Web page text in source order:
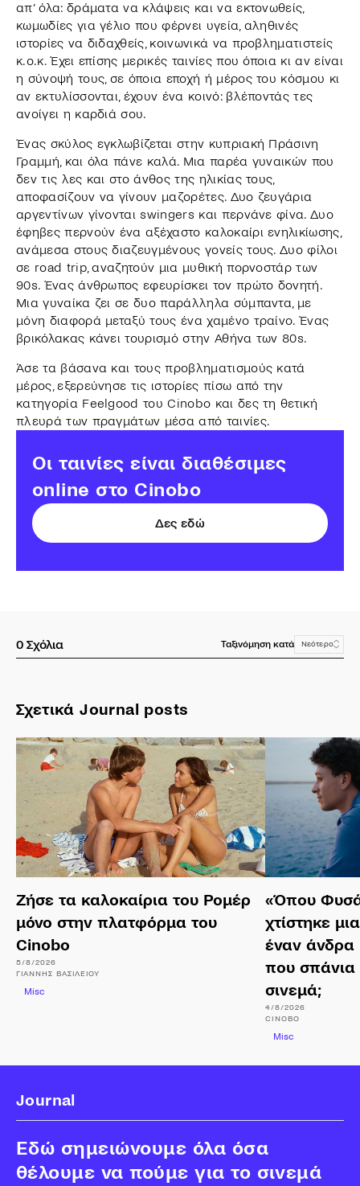
απ’ όλα: δράματα να κλάψεις και να εκτονωθείς,
κωμωδίες για γέλιο που φέρνει υγεία, αληθινές
ιστορίες να διδαχθείς, κοινωνικά να προβληματιστείς
κ.ο.κ. Έχει επίσης μερικές ταινίες που όποια κι αν είναι
η σύνοψή τους, σε όποια εποχή ή μέρος του κόσμου κι
αν εκτυλίσσονται, έχουν ένα κοινό: βλέποντάς τες
ανοίγει η καρδιά σου.
Ένας σκύλος εγκλωβίζεται στην κυπριακή Πράσινη
Γραμμή, και όλα πάνε καλά. Μια παρέα γυναικών που
δεν τις λες και στο άνθος της ηλικίας τους,
αποφασίζουν να γίνουν μαζορέτες. Δυο ζευγάρια
αργεντίνων γίνονται swingers και περνάνε φίνα. Δυο
έφηβες περνούν ένα αξέχαστο καλοκαίρι ενηλικίωσης,
ανάμεσα στους διαζευγμένους γονείς τους. Δυο φίλοι
σε road trip, αναζητούν μια μυθική πορνοστάρ των
90s. Ένας άνθρωπος εφευρίσκει τον πρώτο δονητή.
Μια γυναίκα ζει σε δυο παράλληλα σύμπαντα, με
μόνη διαφορά μεταξύ τους ένα χαμένο τραίνο. Ένας
βρικόλακας κάνει τουρισμό στην Αθήνα των 80s.
Άσε τα βάσανα και τους προβληματισμούς κατά
μέρος, εξερεύνησε τις ιστορίες πίσω από την
κατηγορία Feelgood του Cinobo και δες τη θετική
πλευρά των πραγμάτων μέσα από ταινίες.
Οι ταινίες είναι διαθέσιμες
online στο Cinobo
Δες εδώ
0 Σχόλια Ταξινόμηση κατά Νεότερο
Σχετικά Journal posts
Ζήσε τα καλοκαίρια του Ρομέρ
μόνο στην πλατφόρμα του
Cinobo
5/8/2026
ΓΙΆΝΝΗΣ ΒΑΣΙΛΕΊΟΥ
Misc
«Όπου
χτίστηκε
έναν άνδρα
που σπάνια
σινεμά;
4/8/2026
CINOBO
Misc
Journal
Εδώ σημειώνουμε όλα όσα
θέλουμε να πούμε για το σινεμά